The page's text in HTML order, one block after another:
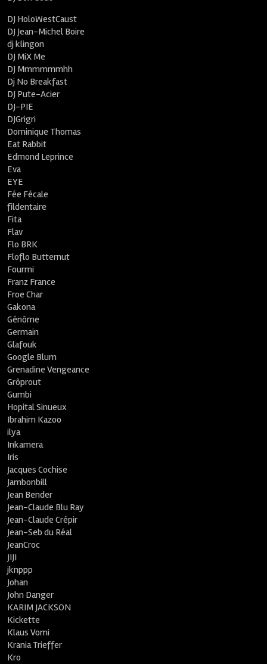
DJ HoloWestCaust
DJ Jean-Michel Boire
dj klingon
DJ MiX Me
DJ Mmmmmmhh
Dj No Breakfast
DJ Pute-Acier
DJ-PIE
DJGrigri
Dominique Thomas
Eat Rabbit
Edmond Leprince
Eva
EYE
Fée Fécale
fildentaire
Fita
Flav
Flo BRK
Floflo Butternut
Fourmi
Franz France
Froe Char
Gakona
Génôme
Germain
Glafouk
Google Blum
Grenadine Vengeance
Grôprout
Gumbi
Hopital Sinueux
Ibrahim Kazoo
ilya
Inkamera
Iris
Jacques Cochise
Jambonbill
Jean Bender
Jean-Claude Blu Ray
Jean-Claude Crépir
Jean-Seb du Réal
JeanCroc
JIJI
jknppp
Johan
John Danger
KARIM JACKSON
Kickette
Klaus Vomi
Krania Trieffer
Kro